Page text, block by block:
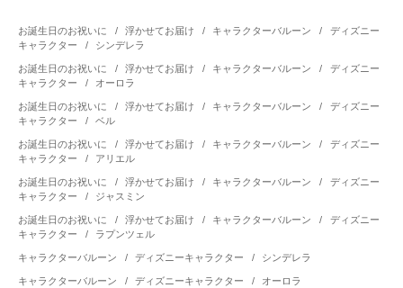
お誕生日のお祝いに / 浮かせてお届け / キャラクターバルーン /
ディズニー
キャラクター
/ シンデレラ
お誕生日のお祝いに / 浮かせてお届け / キャラクターバルーン /
ディズニー
キャラクター
/ オーロラ
お誕生日のお祝いに / 浮かせてお届け / キャラクターバルーン /
ディズニー
キャラクター
/ ベル
お誕生日のお祝いに / 浮かせてお届け / キャラクターバルーン /
ディズニー
キャラクター
/ アリエル
お誕生日のお祝いに / 浮かせてお届け / キャラクターバルーン /
ディズニー
キャラクター
/ ジャスミン
お誕生日のお祝いに / 浮かせてお届け / キャラクターバルーン /
ディズニー
キャラクター
/ ラプンツェル
キャラクターバルーン / ディズニーキャラクター / シンデレラ
キャラクターバルーン / ディズニーキャラクター / オーロラ